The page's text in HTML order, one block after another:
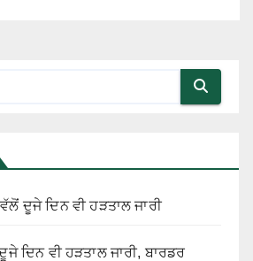
ਦੂਜੇ ਦਿਨ ਵੀ ਹੜਤਾਲ ਜਾਰੀ
ਦਿਨ ਵੀ ਹੜਤਾਲ ਜਾਰੀ, ਬਾਰਡਰ